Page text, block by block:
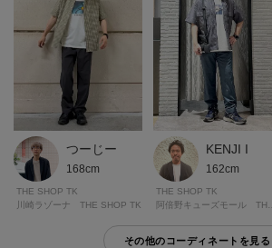
つーじー
168cm
THE SHOP TK
川崎ラゾーナ THE SHOP TK
KENJI I
162cm
THE SHOP TK
その他のコーディネートを見る